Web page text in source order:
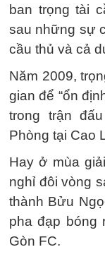
ban trọng tài
sau những sự
cầu thủ và cả
Năm 2009,
gian để “ổn
trong trận
Phòng tại Cao
Hay ở mùa
nghỉ đôi vòng
thành Bửu
pha đạp bóng
Gòn FC.